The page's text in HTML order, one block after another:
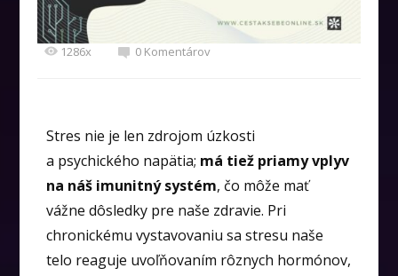
1286x 0 Komentárov
Stres nie je len zdrojom úzkosti
a psychického napätia; má tiež priamy vplyv
na náš imunitný systém, čo môže mať
vážne dôsledky pre naše zdravie. Pri
chronickému vystavovaniu sa stresu naše
telo reaguje uvoľňovaním rôznych hormónov,